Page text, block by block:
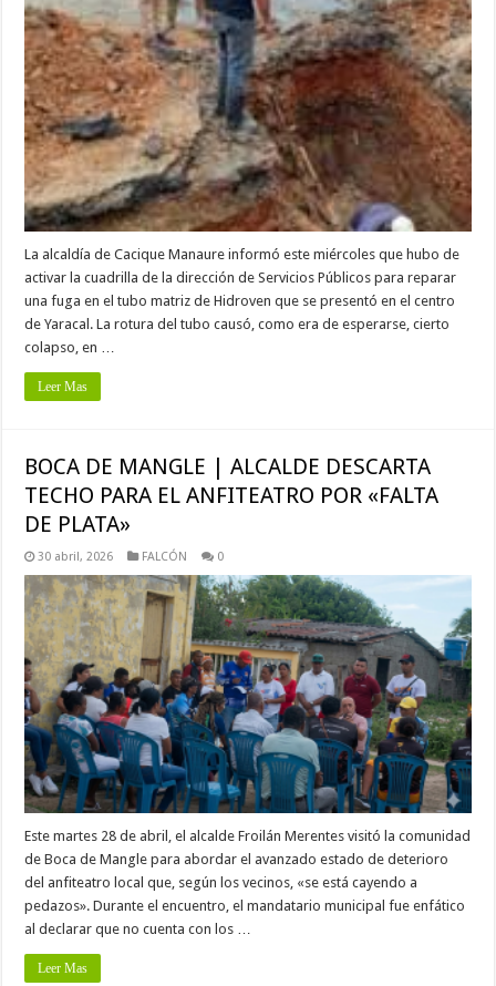
La alcaldía de Cacique Manaure informó este miércoles que hubo de
activar la cuadrilla de la dirección de Servicios Públicos para reparar
una fuga en el tubo matriz de Hidroven que se presentó en el centro
de Yaracal. La rotura del tubo causó, como era de esperarse, cierto
colapso, en …
Leer Mas
BOCA DE MANGLE | ALCALDE DESCARTA
TECHO PARA EL ANFITEATRO POR «FALTA
DE PLATA»
30 abril, 2026 FALCÓN 0
Este martes 28 de abril, el alcalde Froilán Merentes visitó la comunidad
de Boca de Mangle para abordar el avanzado estado de deterioro
del anfiteatro local que, según los vecinos, «se está cayendo a
pedazos». Durante el encuentro, el mandatario municipal fue enfático
al declarar que no cuenta con los …
Leer Mas